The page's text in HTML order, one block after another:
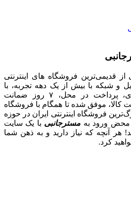
از قدیمی‌ترین فروشگاه های اینترنتی
و شبکه با بیش از یک دهه تجربه، با
پایبندی به سه اصل کلیدی، پرداخت در محل، ۷ روز ضمانت
کالا، موفق شده تا همگام با فروشگاه‌
فروشگاه اینترنتی ایران در حوزه
محض ورود به مسترجانبی با یک سایت
هر آنچه که نیاز دارید و به ذهن شما
کرد.